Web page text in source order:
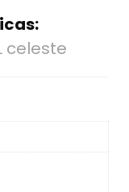
celeste